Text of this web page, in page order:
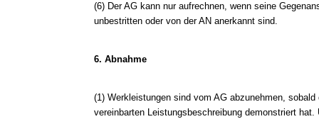
(6) Der AG kann nur aufrechnen, wenn seine
unbestritten oder von der AN anerkannt sind.
6. Abnahme
(1) Werkleistungen sind vom AG abzunehmen,
vereinbarten Leistungsbeschreibung demonstriert hat.